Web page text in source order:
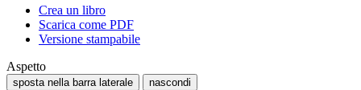
Crea un libro
Scarica come PDF
Versione stampabile
Aspetto
sposta nella barra laterale nascondi